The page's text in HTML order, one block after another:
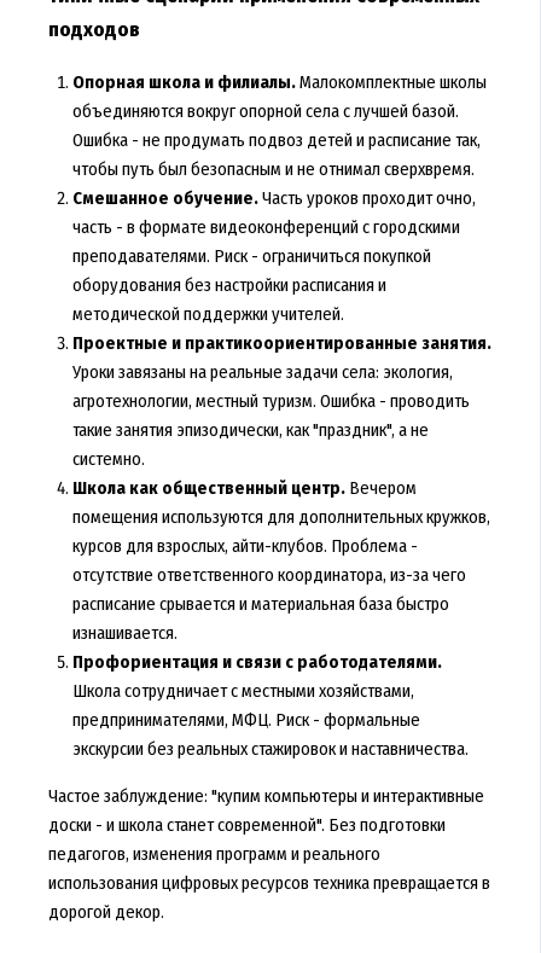
подходов
Опорная школа и филиалы.Малокомплектные школы
объединяются вокруг опорной села с лучшей базой.
Ошибка - не продумать подвоз детей и расписание так,
чтобы путь был безопасным и не отнимал сверхвремя.
Смешанное обучение.Часть уроков проходит очно,
часть - в формате видеоконференций с городскими
преподавателями. Риск - ограничиться покупкой
оборудования без настройки расписания и
методической поддержки учителей.
Проектные и практикоориентированные занятия.
Уроки завязаны на реальные задачи села: экология,
агротехнологии, местный туризм. Ошибка - проводить
такие занятия эпизодически, как "праздник", а не
системно.
Школа как общественный центр.Вечером
помещения используются для дополнительных кружков,
курсов для взрослых, айти-клубов. Проблема -
отсутствие ответственного координатора, из-за чего
расписание срывается и материальная база быстро
изнашивается.
Профориентация и связи с работодателями.
Школа сотрудничает с местными хозяйствами,
предпринимателями, МФЦ. Риск - формальные
экскурсии без реальных стажировок и наставничества.
Частое заблуждение: "купим компьютеры и интерактивные
доски - и школа станет современной". Без подготовки
педагогов, изменения программ и реального
использования цифровых ресурсов техника превращается в
дорогой декор.